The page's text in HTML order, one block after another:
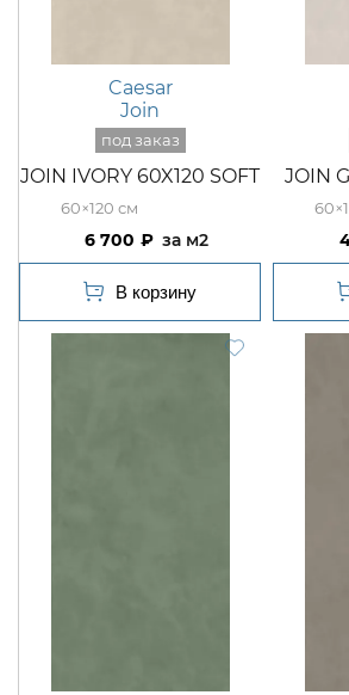
Caesar
Join
JOIN IVORY 60X120 SOFT
60×120
6 700 м2
JOIN